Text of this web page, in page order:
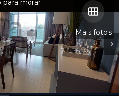
Mais fotos
para morar